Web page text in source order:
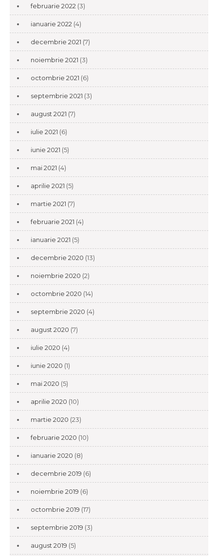
februarie 2022 (3)
ianuarie 2022 (4)
decembrie 2021 (7)
noiembrie 2021 (3)
octombrie 2021 (6)
septembrie 2021 (3)
august 2021 (7)
iulie 2021 (6)
iunie 2021 (5)
mai 2021 (4)
aprilie 2021 (5)
martie 2021 (7)
februarie 2021 (4)
ianuarie 2021 (5)
decembrie 2020 (13)
noiembrie 2020 (2)
octombrie 2020 (14)
septembrie 2020 (4)
august 2020 (7)
iulie 2020 (4)
iunie 2020 (1)
mai 2020 (5)
aprilie 2020 (10)
martie 2020 (23)
februarie 2020 (10)
ianuarie 2020 (8)
decembrie 2019 (6)
noiembrie 2019 (6)
octombrie 2019 (17)
septembrie 2019 (3)
august 2019 (5)